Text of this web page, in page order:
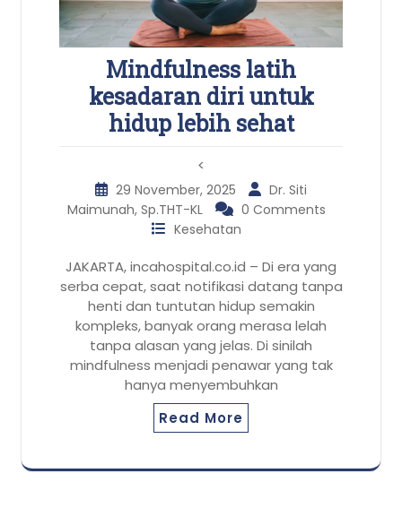
Mindfulness latih
kesadaran diri untuk
hidup lebih sehat
<
29 November, 2025
Dr. Siti
Maimunah, Sp.THT-KL
0 Comments
Kesehatan
JAKARTA, incahospital.co.id – Di era yang
serba cepat, saat notifikasi datang tanpa
henti dan tuntutan hidup semakin
kompleks, banyak orang merasa lelah
tanpa alasan yang jelas. Di sinilah
mindfulness menjadi penawar yang tak
hanya menyembuhkan
Read More